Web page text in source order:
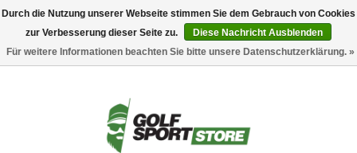
Durch die Nutzung unserer Webseite stimmen Sie dem Gebrauch von Cookies
zur Verbesserung dieser Seite zu.
Diese Nachricht Ausblenden
Für weitere Informationen beachten Sie bitte unsere Datenschutzerklärung. »